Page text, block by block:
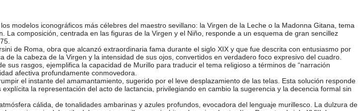
modelos iconográficos más célebres del maestro sevillano: la Virgen de la Leche o la Madonna Gitana, tema
composición, centrada en las figuras de la Virgen y el Niño, responde a un esquema de gran sencillez
de Roma, obra que alcanzó extraordinaria fama durante el siglo XIX y que fue descrita con entusiasmo por
la cabeza de la Virgen y la intensidad de sus ojos, convertidos en verdadero foco expresivo del cuadro.
rasgos, ejemplifica la capacidad de Murillo para traducir el tema religioso a términos de “narración
afectiva profundamente conmovedora.
el instante del amamantamiento, sugerido por el leve desplazamiento de las telas. Esta solución responde
la representación del acto de lactancia, privilegiando en cambio la sugerencia y la decencia formal sin
cálida, de tonalidades ambarinas y azules profundos, evocadora del lenguaje murillesco. La dulzura de